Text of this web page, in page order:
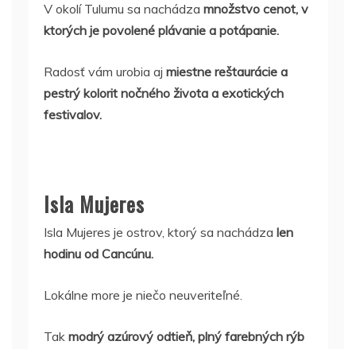
V okolí Tulumu sa nachádza množstvo cenot, v
ktorých je povolené plávanie a potápanie.
Radosť vám urobia aj miestne reštaurácie a
pestrý kolorit nočného života a exotických
festivalov.
Isla Mujeres
Isla Mujeres je ostrov, ktorý sa nachádza len
hodinu od Cancúnu.
Lokálne more je niečo neuveriteľné.
Tak modrý azúrový odtieň, plný farebných rýb